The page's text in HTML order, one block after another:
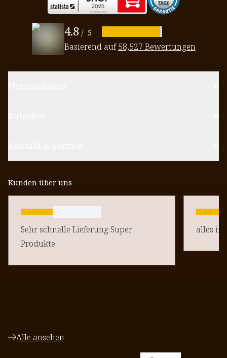
4.8 / 5
Basierend auf58,527 Bewertungen
Kunden über uns
Sehr schnelle Lieferung Super
Produkte
alles in
Alle ansehen